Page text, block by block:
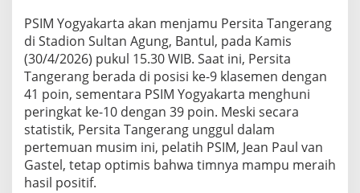
r
t
a
v
s
P
r
s
i
t
PSIM Yogyakarta akan menjamu Persita Tangerang
di Stadion Sultan Agung, Bantul, pada Kamis
(30/4/2026) pukul 15.30 WIB. Saat ini, Persita
Tangerang berada di posisi ke-9 klasemen dengan
41 poin, sementara PSIM Yogyakarta menghuni
peringkat ke-10 dengan 39 poin. Meski secara
statistik, Persita Tangerang unggul dalam
pertemuan musim ini, pelatih PSIM, Jean Paul van
Gastel, tetap optimis bahwa timnya mampu meraih
hasil positif.